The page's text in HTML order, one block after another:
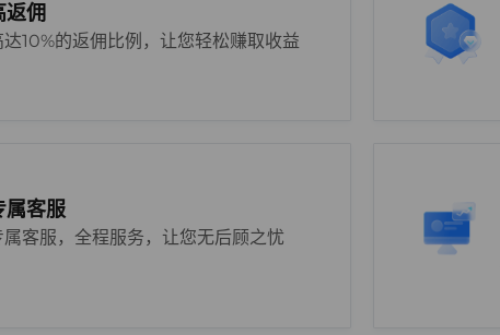
返佣
达10%的返佣比例，让您轻松赚取收益
属客服
属客服，全程服务，让您无后顾之忧